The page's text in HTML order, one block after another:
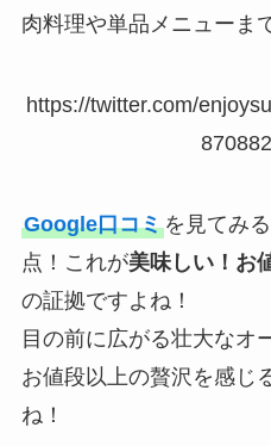
肉料理や単品メニューま
https://twitter.com/
Google口コミを見てみ
点！これが美味しい！お
の証拠ですよね！
目の前に広がる壮大なオ
お値段以上の贅沢を感じ
ね！